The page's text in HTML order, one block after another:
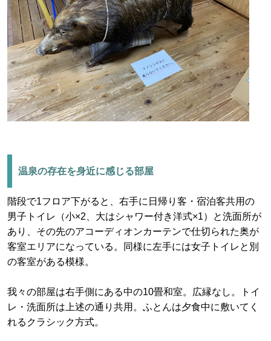
温泉の存在を身近に感じる部屋
階段で1フロア下がると、右手に日帰り客・宿泊客共用の
男子トイレ（小×2、大はシャワー付き洋式×1）と洗面所が
あり、その先のアコーディオンカーテンで仕切られた奥が
客室エリアになっている。同様に左手には女子トイレと別
の客室がある模様。
我々の部屋は右手側にある中の10畳和室。広縁なし。トイ
レ・洗面所は上述の通り共用。ふとんは夕食中に敷いてく
れるクラシック方式。